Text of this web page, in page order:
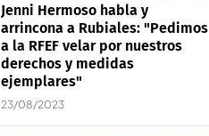
Jenni Hermoso habla y
arrincona a Rubiales: "Pedimos
a la RFEF velar por nuestros
derechos y medidas
ejemplares"
23/08/2023